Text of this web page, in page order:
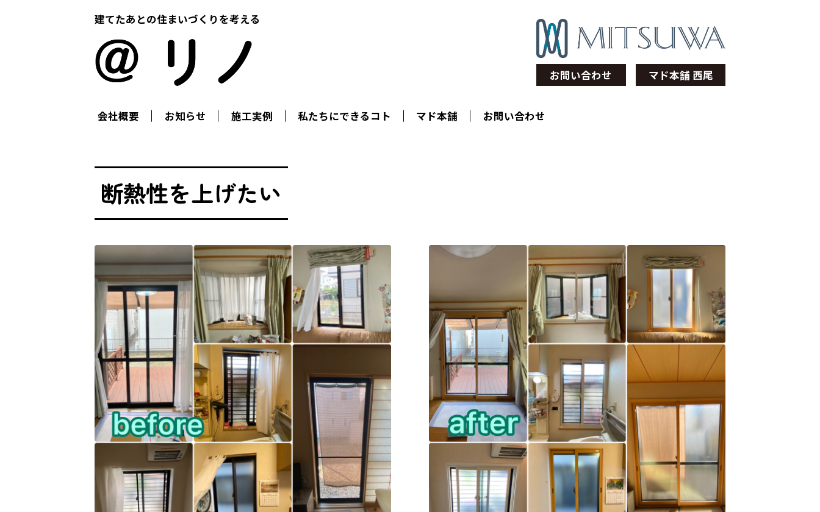
建てたあとの住まいづくりを考える
お問い合わせ マド本舗 西尾
会社概要 お知らせ 施工実例 私たちにできるコト マド本舗 お問い合わせ
断熱性を上げたい